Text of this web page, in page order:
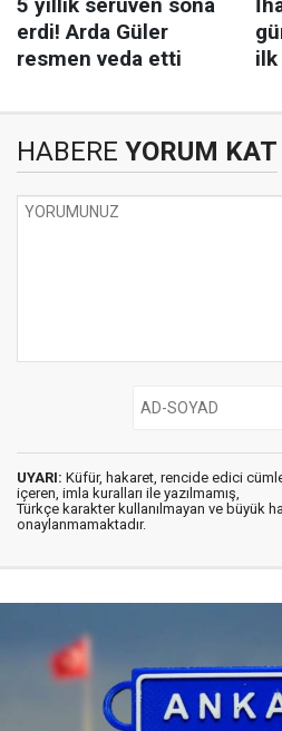
HABERE YORUM KAT
UYARI: Küfür, hakaret, rencide edici
içeren, imla kuralları ile yazılmamış,
Türkçe karakter kullanılmayan ve büyük
onaylanmamaktadır.